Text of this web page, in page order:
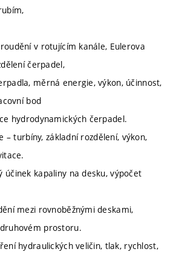
v rotujícím kanále, Eulerova
čerpadel,
měrná energie, výkon, účinnost,
bod
hydrodynamických čerpadel.
– turbíny, základní rozdělení, výkon,
účinek kapaliny na desku, výpočet
mezi rovnoběžnými deskami,
prostoru.
hydraulických veličin, tlak, rychlost,